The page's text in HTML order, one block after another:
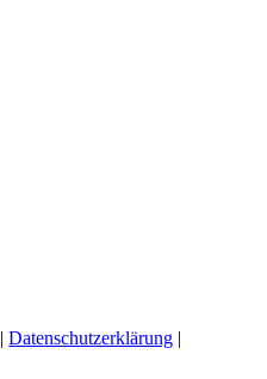
|Datenschutzerklärung |